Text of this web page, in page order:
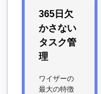
365日欠
かさない
タスク管
理
ワイザーの
最大の特徴